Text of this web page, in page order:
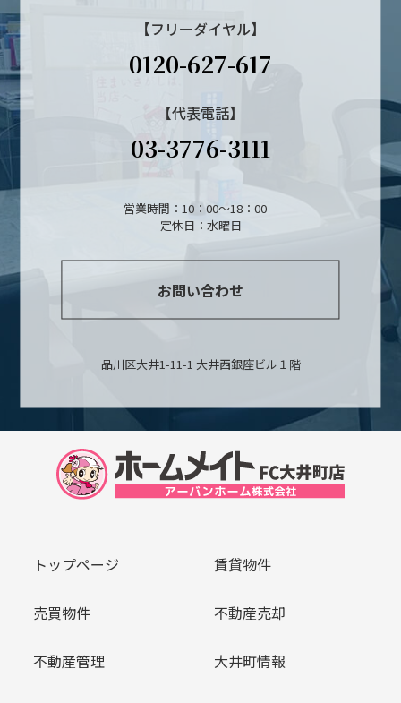
【フリーダイヤル】
0120-627-617
【代表電話】
03-3776-3111
営業時間：10：00～18：00
定休日：水曜日
お問い合わせ
品川区大井1-11-1 大井西銀座ビル１階
トップページ 賃貸物件
売買物件 不動産売却
不動産管理 大井町情報